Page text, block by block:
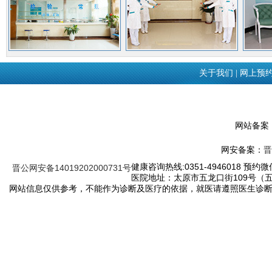
关于我们 |网上预
网站备案
网安备案：
晋公网安备14019202000731号健康咨询热线:0351-4946018 预约
医院地址：太原市五龙口街109号（
网站信息仅供参考，不能作为诊断及医疗的依据，就医请遵照医生诊断